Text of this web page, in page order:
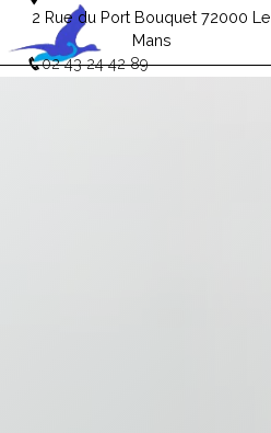
2 Rue du Port Bouquet 72000 Le
Mans
02 43 24 42 89
Panneau de gestion des cookies